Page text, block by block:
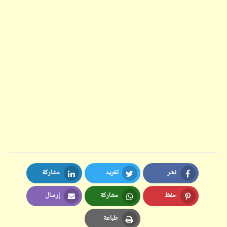
نشر
Facebook
تغريد
Twitter
مشاركة
LinkedIn
حفظ
Pinterest
مشاركة
Whatsapp
إرسال
Email
طباعة